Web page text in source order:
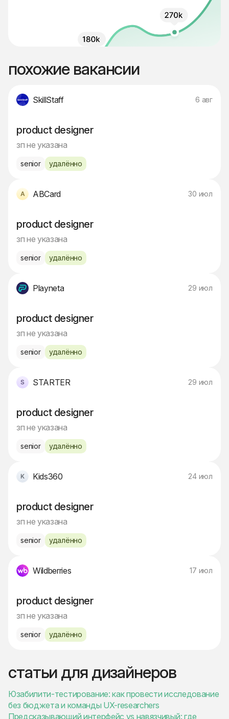
похожие вакансии
SkillStaff 6 авг
product designer
зп не указана
senior удалённо
ABCard 30 июл
product designer
зп не указана
senior удалённо
Playneta 29 июл
product designer
зп не указана
senior удалённо
STARTER 29 июл
product designer
зп не указана
senior удалённо
Kids360 24 июл
product designer
зп не указана
senior удалённо
Wildberries 17 июл
product designer
зп не указана
senior удалённо
статьи для дизайнеров
Юзабилити-тестирование: как провести исследование
без бюджета и команды UX-researchers
Предсказывающий интерфейс vs навязчивый: где